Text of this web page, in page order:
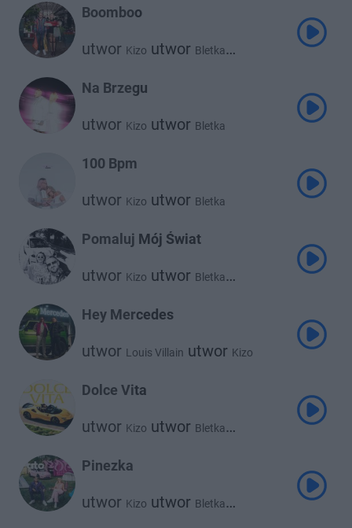
utwor
Boomboo
utwor Kizo utwor Bletka
Na Brzegu
utwor Kizo utwor Bletka
100 Bpm
utwor Kizo utwor Bletka
Pomaluj Mój Świat
utwor Kizo utwor Bletka
Hey Mercedes
utwor Louis Villain utwor Kizo
Dolce Vita
utwor Kizo utwor Bletka
Pinezka
utwor Kizo utwor Bletka